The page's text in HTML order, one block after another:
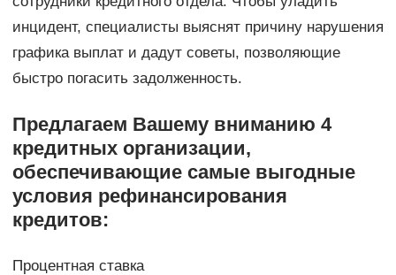
инцидент, специалисты выяснят причину нарушения
графика выплат и дадут советы, позволяющие
быстро погасить задолженность.
Предлагаем Вашему вниманию 4
кредитных организации,
обеспечивающие самые выгодные
условия рефинансирования
кредитов:
Процентная ставка